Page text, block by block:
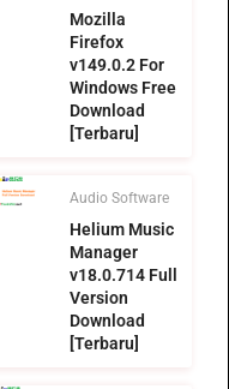
Mozilla
Firefox
v149.0.2 For
Windows Free
Download
[Terbaru]
Audio Software
Helium Music
Manager
v18.0.714 Full
Version
Download
[Terbaru]